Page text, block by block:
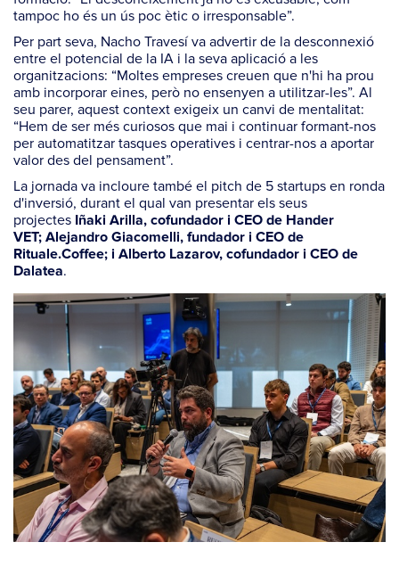
tampoc ho és un ús poc ètic o irresponsable”.
Per part seva, Nacho Travesí va advertir de la desconnexió
entre el potencial de la IA i la seva aplicació a les
organitzacions: “Moltes empreses creuen que n'hi ha prou
amb incorporar eines, però no ensenyen a utilitzar-les”. Al
seu parer, aquest context exigeix un canvi de mentalitat:
“Hem de ser més curiosos que mai i continuar formant-nos
per automatitzar tasques operatives i centrar-nos a aportar
valor des del pensament”.
La jornada va incloure també el pitch de 5 startups en ronda
d'inversió, durant el qual van presentar els seus
projectes Iñaki Arilla, cofundador i CEO de Hander
VET; Alejandro Giacomelli, fundador i CEO de
Rituale.Coffee; i Alberto Lazarov, cofundador i CEO de
Dalatea.